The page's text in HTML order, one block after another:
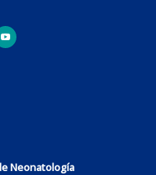
Neonatología